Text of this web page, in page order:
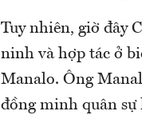
Tuy nhiên, giờ đây
ninh và hợp tác ở
Manalo. Ông
đồng minh quân sự